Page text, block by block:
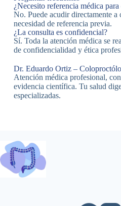
¿Necesito referencia médica
No. Puede acudir directamente a
necesidad de referencia previa.
¿La consulta es confidencial?
Sí. Toda la atención médica se
de confidencialidad y ética
Dr. Eduardo Ortiz –
Atención médica profesional,
evidencia científica. Tu salud
especializadas.